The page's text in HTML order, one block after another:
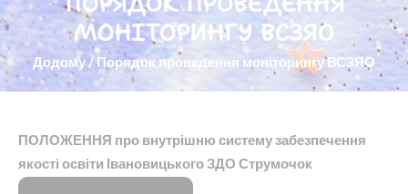
МОНІТОРИНГУ ВСЗЯО
Додому/Порядок проведення моніторингу ВСЗЯО
ПОЛОЖЕННЯ про внутрішню систему забезпечення
якості освіти Івановицького ЗДО Струмочок